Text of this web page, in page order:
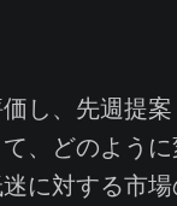
し、先週提
、どのよう
に対する市